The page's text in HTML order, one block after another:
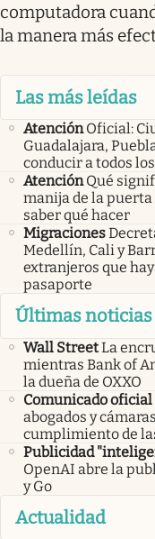
computadora
la manera más
Las más leídas
Atención Oficial:
Guadalajara,
conducir a todos
Atención Qué
manija de la
saber qué hacer
Migraciones
Medellín, Cali y
extranjeros que
pasaporte
Últimas noticias
Wall StreetLa
mientras Bank of
la dueña de OXXO
Comunicado oficial
abogados y
cumplimiento de
Publicidad
OpenAI abre la
y Go
Actualidad